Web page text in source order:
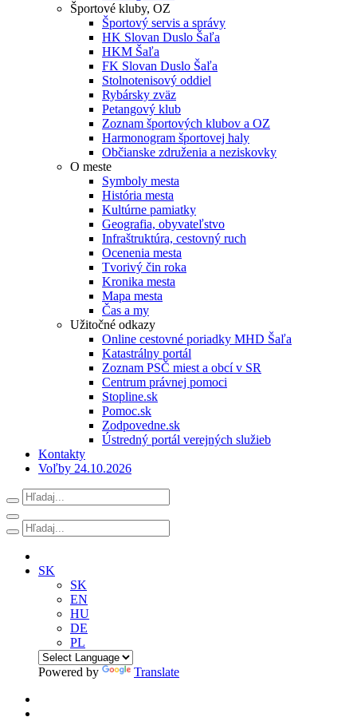
Športové kluby, OZ
Športový servis a správy
HK Slovan Duslo Šaľa
HKM Šaľa
FK Slovan Duslo Šaľa
Stolnotenisový oddiel
Rybársky zväz
Petangový klub
Zoznam športových klubov a OZ
Harmonogram športovej haly
Občianske združenia a neziskovky
O meste
Symboly mesta
História mesta
Kultúrne pamiatky
Geografia, obyvateľstvo
Infraštruktúra, cestovný ruch
Ocenenia mesta
Tvorivý čin roka
Kronika mesta
Mapa mesta
Čas a my
Užitočné odkazy
Online cestovné poriadky MHD Šaľa
Katastrálny portál
Zoznam PSČ miest a obcí v SR
Centrum právnej pomoci
Stopline.sk
Pomoc.sk
Zodpovedne.sk
Ústredný portál verejných služieb
Kontakty
Voľby 24.10.2026
SK
SK
EN
HU
DE
PL
Powered by Translate